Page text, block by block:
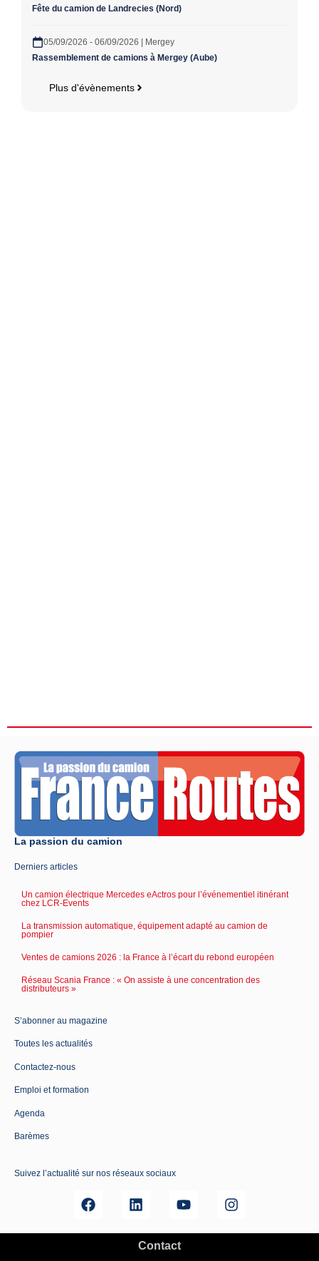
Fête du camion de Landrecies (Nord)
05/09/2026 - 06/09/2026 | Mergey
Rassemblement de camions à Mergey (Aube)
Plus d'évènements
La passion du camion
Derniers articles
Un camion électrique Mercedes eActros pour l’événementiel itinérant
chez LCR-Events
La transmission automatique, équipement adapté au camion de
pompier
Ventes de camions 2026 : la France à l’écart du rebond européen
Réseau Scania France : « On assiste à une concentration des
distributeurs »
S’abonner au magazine
Toutes les actualités
Contactez-nous
Emploi et formation
Agenda
Barèmes
Suivez l’actualité sur nos réseaux sociaux
Contact